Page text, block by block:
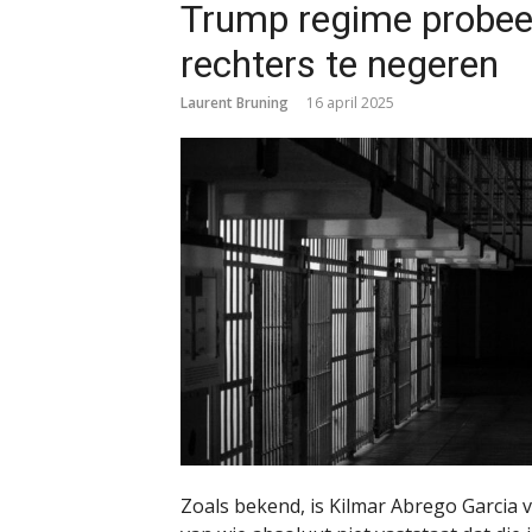
Trump regime
rechters te negeren
Laurent Bruning 16 april 2025
Zoals bekend, is Kilmar Abrego Garcia